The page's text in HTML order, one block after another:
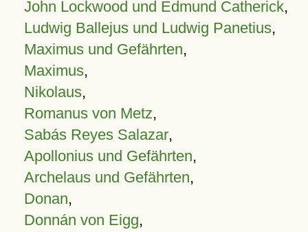
John Lockwood und Edmund Catherick,
Ludwig Ballejus und Ludwig Panetius,
Maximus und Gefährten,
Maximus,
Nikolaus,
Romanus von Metz,
Sabás Reyes Salazar,
Apollonius und Gefährten,
Archelaus und Gefährten,
Donan,
Donnán von Eigg,